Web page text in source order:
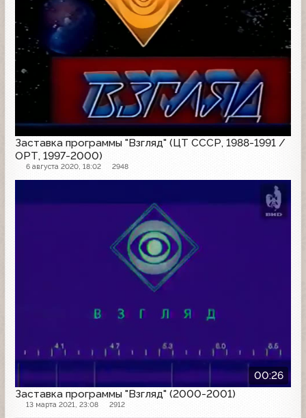
Заставка программы "Взгляд" (ЦТ СССР, 1988-1991 /
ОРТ, 1997-2000)
6 августа 2020, 18:02 2948
00:26
Заставка программы "Взгляд" (2000-2001)
13 марта 2021, 23:08 2912